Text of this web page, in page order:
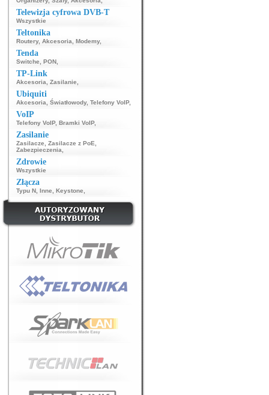
Telewizja cyfrowa DVB-T
Wszystkie
Teltonika
Routery, Akcesoria Modemy,
Tenda
Switche PON
TP-Link
Akcesoria Zasilanie
Ubiquiti
Akcesoria Światłowody, Telefony VoIP,
VoIP
Telefony VoIP, Bramki VoIP,
Zasilanie
Zasilacze Zasilacze z PoE
Zabezpieczenia
Zdrowie
Wszystkie
Złącza
Typu N Inne Keystone